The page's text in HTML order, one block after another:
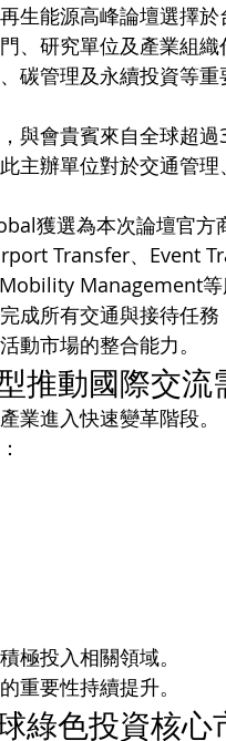
生能源高峰論壇選擇
、研究單位及產業組
碳管理及永續投資等
與會貴賓來自全球超
主辦單位對於交通管
獲選為本次論壇官
Transfer、Event
Management等
成所有交通與接待任
動市場的整合能力。
推動國際交流
業進入快速變革階段。
極投入相關領域。
重要性持續提升。
綠色投資核心